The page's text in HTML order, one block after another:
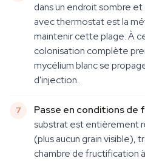
dans un endroit sombre
avec thermostat est la
maintenir cette plage. À
colonisation complète
mycélium blanc se
d'injection.
Passe en conditions
substrat est entièrement
(plus aucun grain visible),
chambre de fructification